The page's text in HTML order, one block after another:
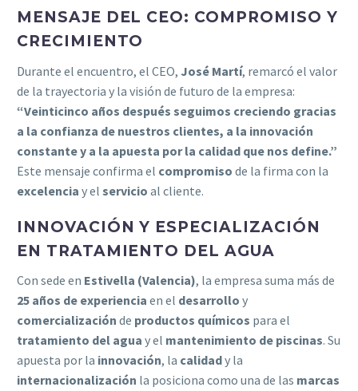
MENSAJE DEL CEO: COMPROMISO Y
CRECIMIENTO
Durante el encuentro, el CEO, José Martí, remarcó el valor
de la trayectoria y la visión de futuro de la empresa:
“Veinticinco años después seguimos creciendo gracias
a la confianza de nuestros clientes, a la innovación
constante y a la apuesta por la calidad que nos define.”
Este mensaje confirma el compromiso de la firma con la
excelencia y el servicio al cliente.
INNOVACIÓN Y ESPECIALIZACIÓN
EN TRATAMIENTO DEL AGUA
Con sede en Estivella (Valencia), la empresa suma más de
25 años de experiencia en el desarrollo y
comercialización de productos químicos para el
tratamiento del agua y el mantenimiento de piscinas. Su
apuesta por la innovación, la calidady la
internacionalización la posiciona como una de las marcas